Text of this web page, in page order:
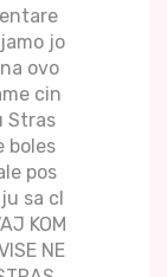
jo
ovo
cin
Stras
boles
pos
sa cl
KOM
NE